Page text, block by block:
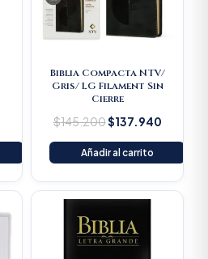
Biblia Compacta NTV/
Gris/ LG Filament Sin
Cierre
$145.200$137.940
Añadir al carrito